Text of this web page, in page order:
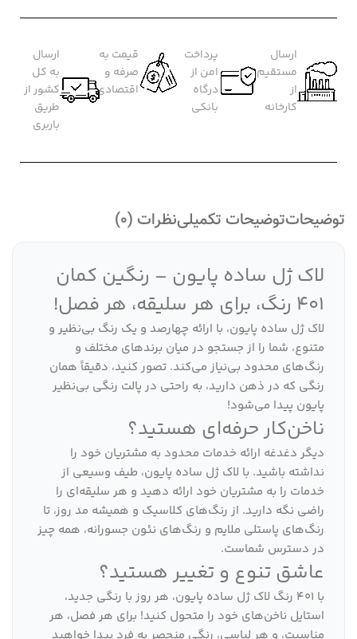
ارسال
مستقیم
از
کارخانه
پرداخت
امن از
درگاه
بانکی
قیمت به
صرفه و
اقتصادی
ارسال
به کل
کشور از
طریق
باربری
توضیحاتتوضیحات تکمیلینظرات (0)
لاک ژل ساده پایون – رنگین کمان
401 رنگ، برای هر سلیقه، هر فصل!
لاک ژل ساده پایون، با ارائه چهارصد و یک رنگ بی‌نظیر و
متنوع، شما را از جستجو در میان برندهای مختلف و
رنگ‌های محدود بی‌نیاز می‌کند. تصور کنید، دقیقاً همان
رنگی که در ذهن دارید، به راحتی در پالت رنگی بی‌نظیر
پایون پیدا می‌شود!
ناخن‌کار حرفه‌ای هستید؟
دیگر دغدغه ارائه خدمات محدود به مشتریان خود را
نداشته باشید. با لاک ژل ساده پایون، طیف وسیعی از
خدمات را به مشتریان خود ارائه دهید و هر سلیقه‌ای را
راضی نگه دارید. از رنگ‌های کلاسیک و همیشه مد روز، تا
رنگ‌های پاستلی ملایم و رنگ‌های نئون جسورانه، همه چیز
در دسترس شماست.
عاشق تنوع و تغییر هستید؟
با 401 رنگ لاک ژل ساده پایون، هر روز با رنگی جدید،
استایل ناخن‌های خود را متحول کنید! برای هر فصل، هر
مناسبت، و هر لباسی، رنگی منحصر به فرد پیدا خواهید